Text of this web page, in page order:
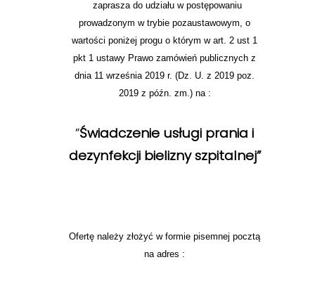
zaprasza do udziału w postępowaniu
prowadzonym w trybie pozaustawowym, o
wartości poniżej progu o którym w art. 2 ust 1
pkt 1 ustawy Prawo zamówień publicznych z
dnia 11 września 2019 r. (Dz. U. z 2019 poz.
2019 z późn. zm.) na :
”Świadczenie usługi prania i
dezynfekcji bielizny szpitalnej”
Ofertę należy złożyć w formie pisemnej pocztą
na adres :